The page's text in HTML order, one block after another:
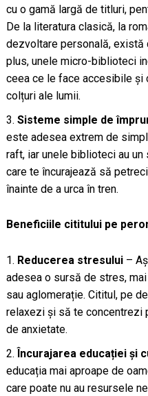
cu o gamă largă de titluri,
De la literatura clasică, la
dezvoltare personală, există
plus, unele micro-biblioteci
ceea ce le face accesibile și
colțuri ale lumii.
Sisteme simple de
este adesea extrem de
raft, iar unele biblioteci au
care te încurajează să
înainte de a urca în tren.
Beneficiile cititului pe
Reducerea stresului–
adesea o sursă de stres,
sau aglomerație. Cititul, pe
relaxezi și să te concentrezi
de anxietate.
Încurajarea educației și
educația mai aproape de
care poate nu au resursele